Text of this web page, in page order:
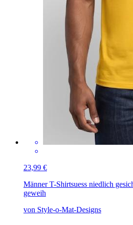
23,99 €
Männer T-Shirtsuess niedlich
geweih
von Style-o-Mat-Designs